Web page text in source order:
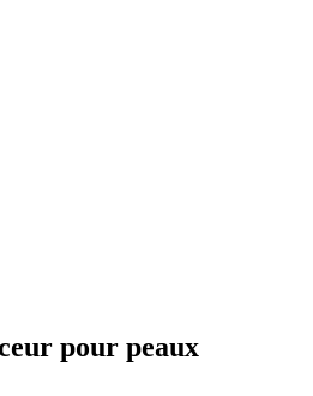
pour peaux